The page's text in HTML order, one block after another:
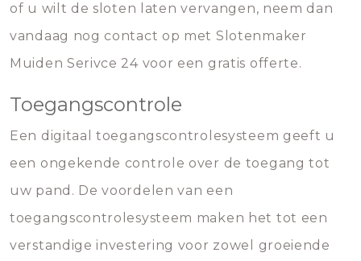
of u wilt de sloten laten vervangen, neem dan
vandaag nog contact op met Slotenmaker
Muiden Serivce 24 voor een gratis offerte.
Toegangscontrole
Een digitaal toegangscontrolesysteem geeft u
een ongekende controle over de toegang tot
uw pand. De voordelen van een
toegangscontrolesysteem maken het tot een
verstandige investering voor zowel groeiende